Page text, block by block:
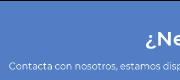
Contacta con nosotros, estamos